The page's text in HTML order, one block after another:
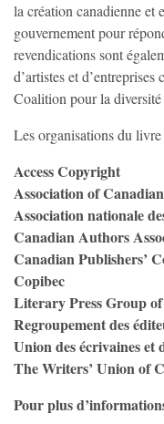
la création canadienne et
gouvernement pour
revendications sont
d’artistes et
Coalition pour la
Les organisations du
Access Copyright
Association of
Association nationale
Canadian Authors
Canadian Publishers’
Copibec
Literary Press Group
Regroupement des
Union des écrivaines et
The Writers’ Union of
Pour plus